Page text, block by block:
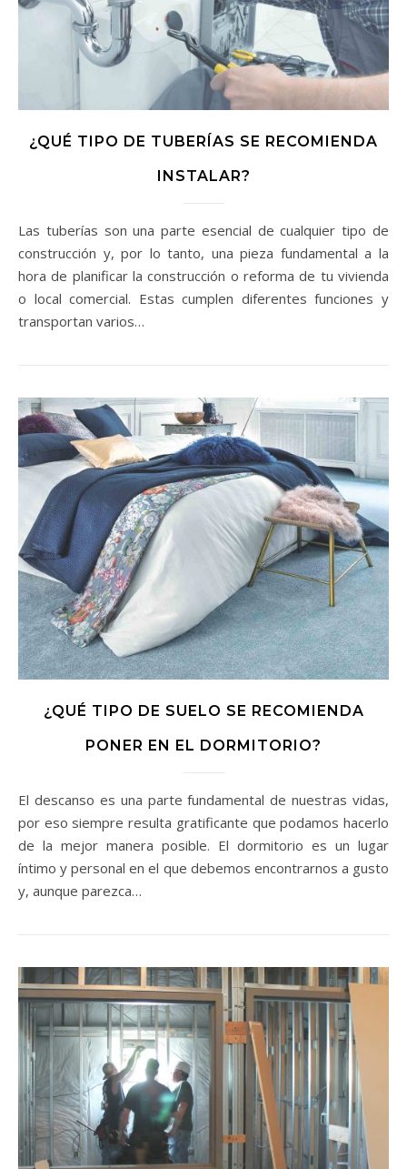
¿QUÉ TIPO DE TUBERÍAS SE RECOMIENDA
INSTALAR?
Las tuberías son una parte esencial de cualquier tipo de
construcción y, por lo tanto, una pieza fundamental a la
hora de planificar la construcción o reforma de tu vivienda
o local comercial. Estas cumplen diferentes funciones y
transportan varios…
¿QUÉ TIPO DE SUELO SE RECOMIENDA
PONER EN EL DORMITORIO?
El descanso es una parte fundamental de nuestras vidas,
por eso siempre resulta gratificante que podamos hacerlo
de la mejor manera posible. El dormitorio es un lugar
íntimo y personal en el que debemos encontrarnos a gusto
y, aunque parezca…